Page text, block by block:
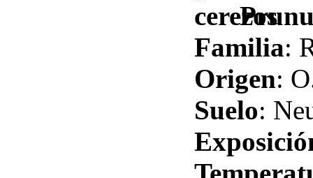
Familia:
Origen:
Suelo: